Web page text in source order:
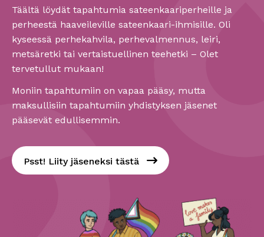
Täältä löydät tapahtumia sateenkaariperheille ja
perheestä haaveileville sateenkaari-ihmisille. Oli
kyseessä perhekahvila, perhevalmennus, leiri,
metsäretki tai vertaistuellinen teehetki – Olet
tervetullut mukaan!
Moniin tapahtumiin on vapaa pääsy, mutta
maksullisiin tapahtumiin yhdistyksen jäsenet
pääsevät edullisemmin.
Psst! Liity jäseneksi tästä